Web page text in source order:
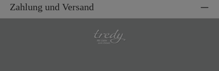
Zahlung und Versand